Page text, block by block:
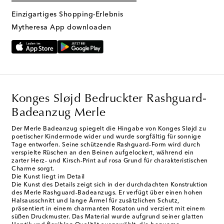
Einzigartiges Shopping-Erlebnis
Mytheresa App downloaden
Konges Sløjd Bedruckter Rashguard-
Badeanzug Merle
Der Merle Badeanzug spiegelt die Hingabe von Konges Sløjd zu
poetischer Kindermode wider und wurde sorgfältig für sonnige
Tage entworfen. Seine schützende Rashguard-Form wird durch
verspielte Rüschen an den Beinen aufgelockert, während ein
zarter Herz- und Kirsch-Print auf rosa Grund für charakteristischen
Charme sorgt.
Die Kunst liegt im Detail
Die Kunst des Details zeigt sich in der durchdachten Konstruktion
des Merle Rashguard-Badeanzugs. Er verfügt über einen hohen
Halsausschnitt und lange Ärmel für zusätzlichen Schutz,
präsentiert in einem charmanten Rosaton und verziert mit einem
süßen Druckmuster. Das Material wurde aufgrund seiner glatten